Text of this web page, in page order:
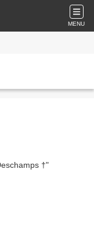
MENU